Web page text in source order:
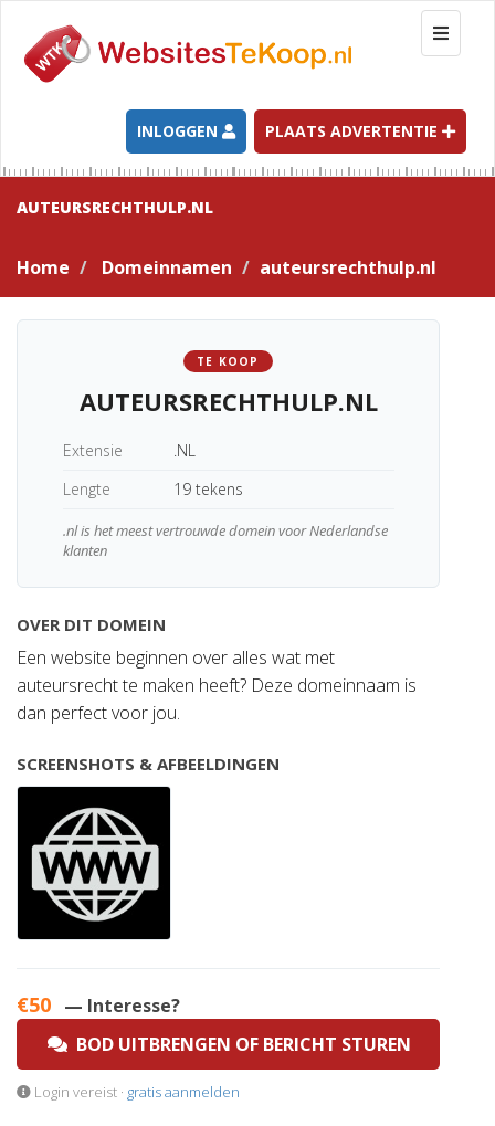
T
o
g
l
e
n
g
a
t
INLOGGEN PLAATS ADVERTENTIE
AUTEURSRECHTHULP.NL
Home Domeinnamen auteursrechthulp.nl
TE KOOP
AUTEURSRECHTHULP.NL
Extensie
.NL
Lengte
19 tekens
.nl is het meest vertrouwde domein voor Nederlandse
klanten
OVER DIT DOMEIN
Een website beginnen over alles wat met
auteursrecht te maken heeft? Deze domeinnaam is
dan perfect voor jou.
SCREENSHOTS & AFBEELDINGEN
€50 — Interesse?
BOD UITBRENGEN OF BERICHT STUREN
Login vereist · gratis aanmelden